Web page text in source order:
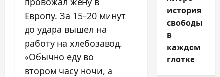
Европу. За 15–20 минут
до удара вышел на
работу на хлебозавод.
«Обычно еду во
втором часу ночи, а
история
свободы
в
каждом
глотке